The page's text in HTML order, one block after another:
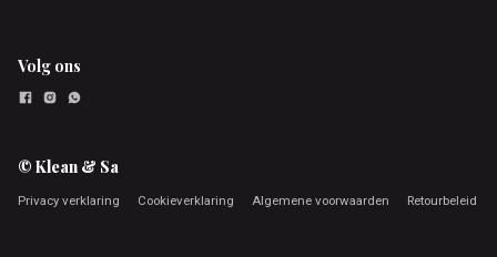
Volg ons
© Klean & Sa
Privacy verklaring Cookieverklaring Algemene voorwaarden Retourbeleid